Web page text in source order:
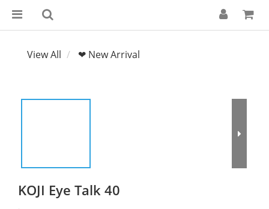
View All ❤ New Arrival
KOJI Eye Talk 40